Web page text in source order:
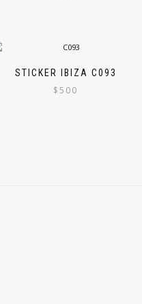
STICKER IBIZA C093
$500